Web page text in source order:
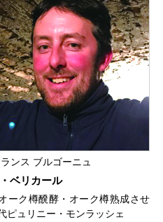
ンス ブルゴーニュ
ベリカール
ーク樽醗酵・オーク樽熟成させ
ピュリニー・モンラッシェ